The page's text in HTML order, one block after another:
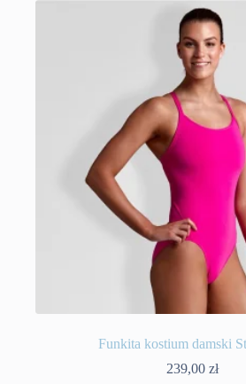
wariantów.
Opcje
można
wybrać
na
stronie
produktu
Funkita kostium damski
239,00 zł